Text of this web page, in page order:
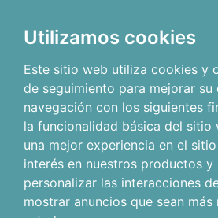
Utilizamos cookies
Este sitio web utiliza cookies y
de seguimiento para mejorar su
navegación con los siguientes
la funcionalidad básica del sitio
una mejor experiencia en el
interés en nuestros productos y
personalizar las interacciones
mostrar anuncios que sean más